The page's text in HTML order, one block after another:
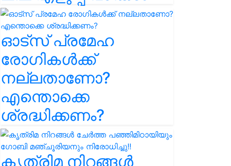
ഓട്സ് പ്രമേഹ
രോഗികൾക്ക്
നല്ലതാണോ?
എന്തൊക്കെ
ശ്രദ്ധിക്കണം?
കൃത്രിമ നിറങ്ങൾ